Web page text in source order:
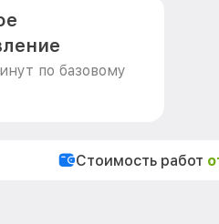
по базовому
Стоимость работ